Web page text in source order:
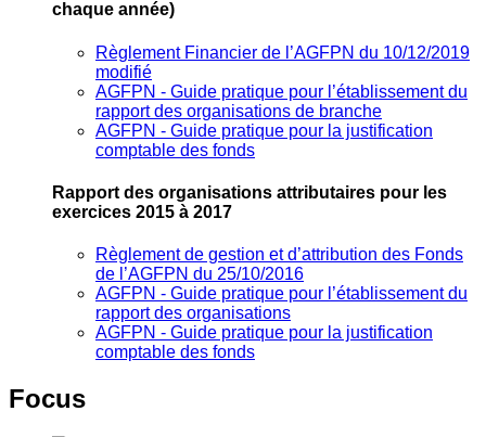
chaque année)
Règlement Financier de l’AGFPN du 10/12/2019
modifié
AGFPN ‐ Guide pratique pour l’établissement du
rapport des organisations de branche
AGFPN ‐ Guide pratique pour la justification
comptable des fonds
Rapport des organisations attributaires pour les
exercices 2015 à 2017
Règlement de gestion et d’attribution des Fonds
de l’AGFPN du 25/10/2016
AGFPN ‐ Guide pratique pour l’établissement du
rapport des organisations
AGFPN ‐ Guide pratique pour la justification
comptable des fonds
Focus